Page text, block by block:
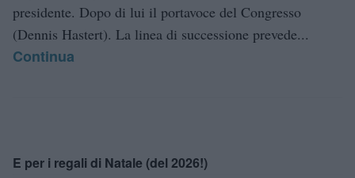
presidente. Dopo di lui il portavoce del Congresso
(Dennis Hastert). La linea di successione prevede...
Continua
E per i regali di Natale (del 2026!)